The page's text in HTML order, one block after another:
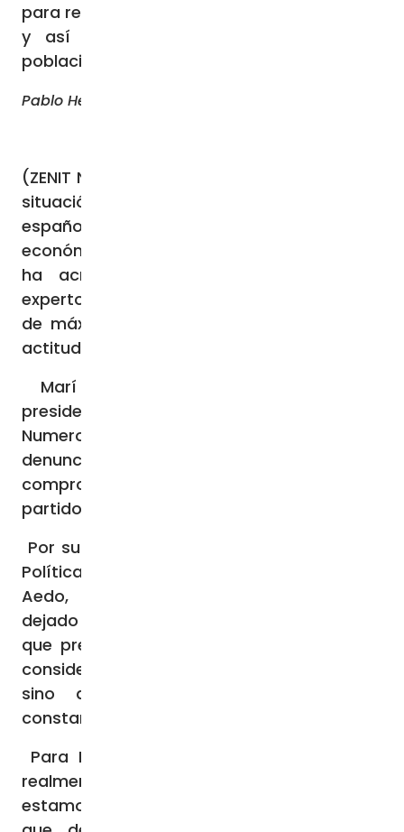
para revertir el serio problema demográfico
y así ajustar la tasa de regeneración
poblacional que el país necesita.
Pablo Hertfelder Garcia-Conde
(ZENIT Noticias / Barcelona, 27.09.2023).-
situación a la que se enfrentan los
españoles no es sólo catastrófica
económicamente. En estos últimos años se
ha acrecentado un problema que los
expertos consideran que debe resolverse
de máxima urgencia y con una verdadera
actitud de compromiso.
Marí Menéndez de Zubillaga es la
presidente de la Asociación de Familias
Numerosas de Madrid (AFNM) y ha
denunciado ante ZENIT que hay una falta de
compromiso muy grande por parte de los
partidos políticos y del Estado.
Por su parte, el presidente del Instituto de
Política Familiar (IPF), Mariano Martínez-
Aedo, en conversaciones con ZENIT ha
dejado muy clara la postura del organismo
que preside: cada vez se toma en menos
consideración a las familias y no sólo esto,
sino que las ningunean de manera
constante.
Para Menéndez Zubillaga, la situación es
realmente crítica: “Es preocupante,
estamos asistiendo al invierno demográfico